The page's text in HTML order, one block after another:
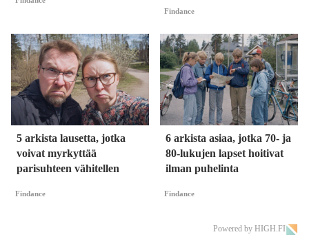
Findance
5 arkista lausetta, jotka
voivat myrkyttää
parisuhteen vähitellen
Findance
6 arkista asiaa, jotka 70- ja
80-lukujen lapset hoitivat
ilman puhelinta
Findance
Powered by HIGH.FI